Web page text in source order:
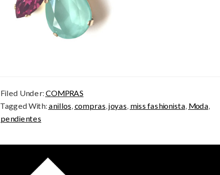
Filed Under: COMPRAS
Tagged With: anillos, compras,joyas, miss fashionista, Moda,
pendientes